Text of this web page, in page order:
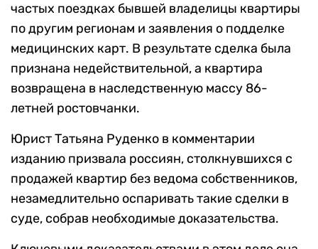
частых поездках бывшей владелицы квартиры
по другим регионам и заявления о подделке
медицинских карт. В результате сделка была
признана недействительной, а квартира
возвращена в наследственную массу 86-
летней ростовчанки.
Юрист Татьяна Руденко в комментарии
изданию призвала россиян, столкнувшихся с
продажей квартир без ведома собственников,
незамедлительно оспаривать такие сделки в
суде, собрав необходимые доказательства.